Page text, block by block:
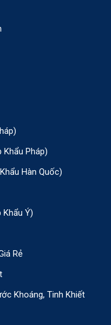
Pháp)
Hàn Quốc)
Ý)
Rẻ
Khoáng, Tinh Khiết